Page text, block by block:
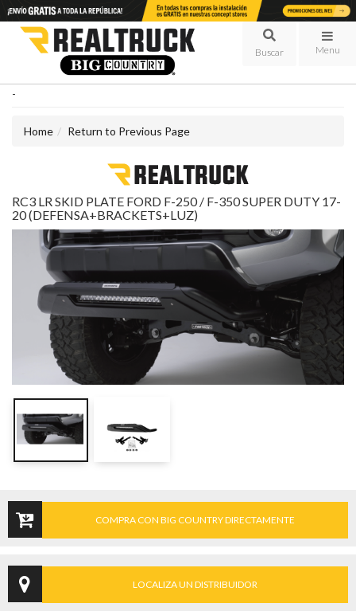
Menu
-
Home Return to Previous Page
RC3 LR SKID PLATE FORD F-250 / F-350 SUPER DUTY 17-
20 (DEFENSA+BRACKETS+LUZ)
COMPRA CON BIG COUNTRY DIRECTAMENTE
LOCALIZA UN DISTRIBUIDOR